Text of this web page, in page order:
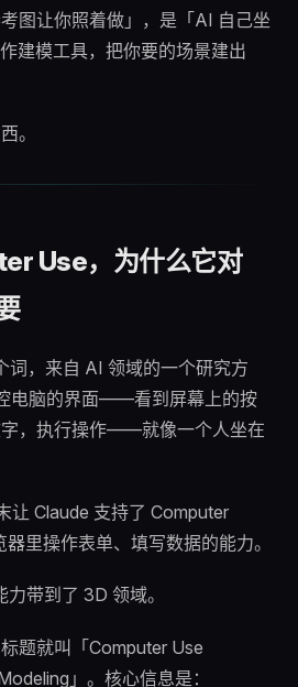
图让你照着做」，是「AI 自己坐
建模工具，把你要的场景建出
。
Use，为什么它对
词，来自 AI 领域的一个研究方
电脑的界面——看到屏幕上的按
，执行操作——就像一个人坐在
让 Claude 支持了 Computer
里操作表单、填写数据的能力。
带到了 3D 领域。
题就叫「Computer Use
」。核心信息是：